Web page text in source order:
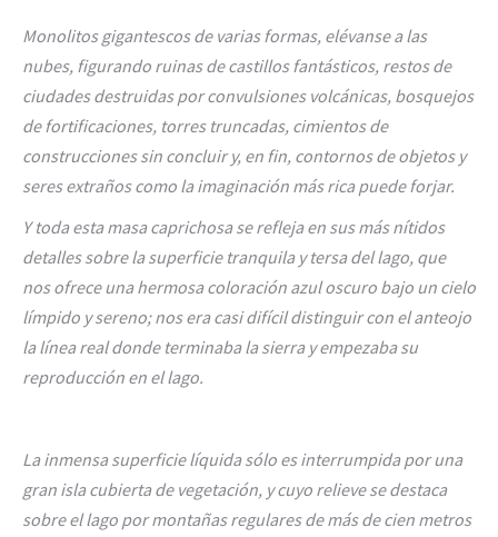
Monolitos gigantescos de varias formas, elévanse a las
nubes, figurando ruinas de castillos fantásticos, restos de
ciudades destruidas por convulsiones volcánicas, bosquejos
de fortificaciones, torres truncadas, cimientos de
construcciones sin concluir y, en fin, contornos de objetos y
seres extraños como la imaginación más rica puede forjar.
Y toda esta masa caprichosa se refleja en sus más nítidos
detalles sobre la superficie tranquila y tersa del lago, que
nos ofrece una hermosa coloración azul oscuro bajo un cielo
límpido y sereno; nos era casi difícil distinguir con el anteojo
la línea real donde terminaba la sierra y empezaba su
reproducción en el lago.
La inmensa superficie líquida sólo es interrumpida por una
gran isla cubierta de vegetación, y cuyo relieve se destaca
sobre el lago por montañas regulares de más de cien metros